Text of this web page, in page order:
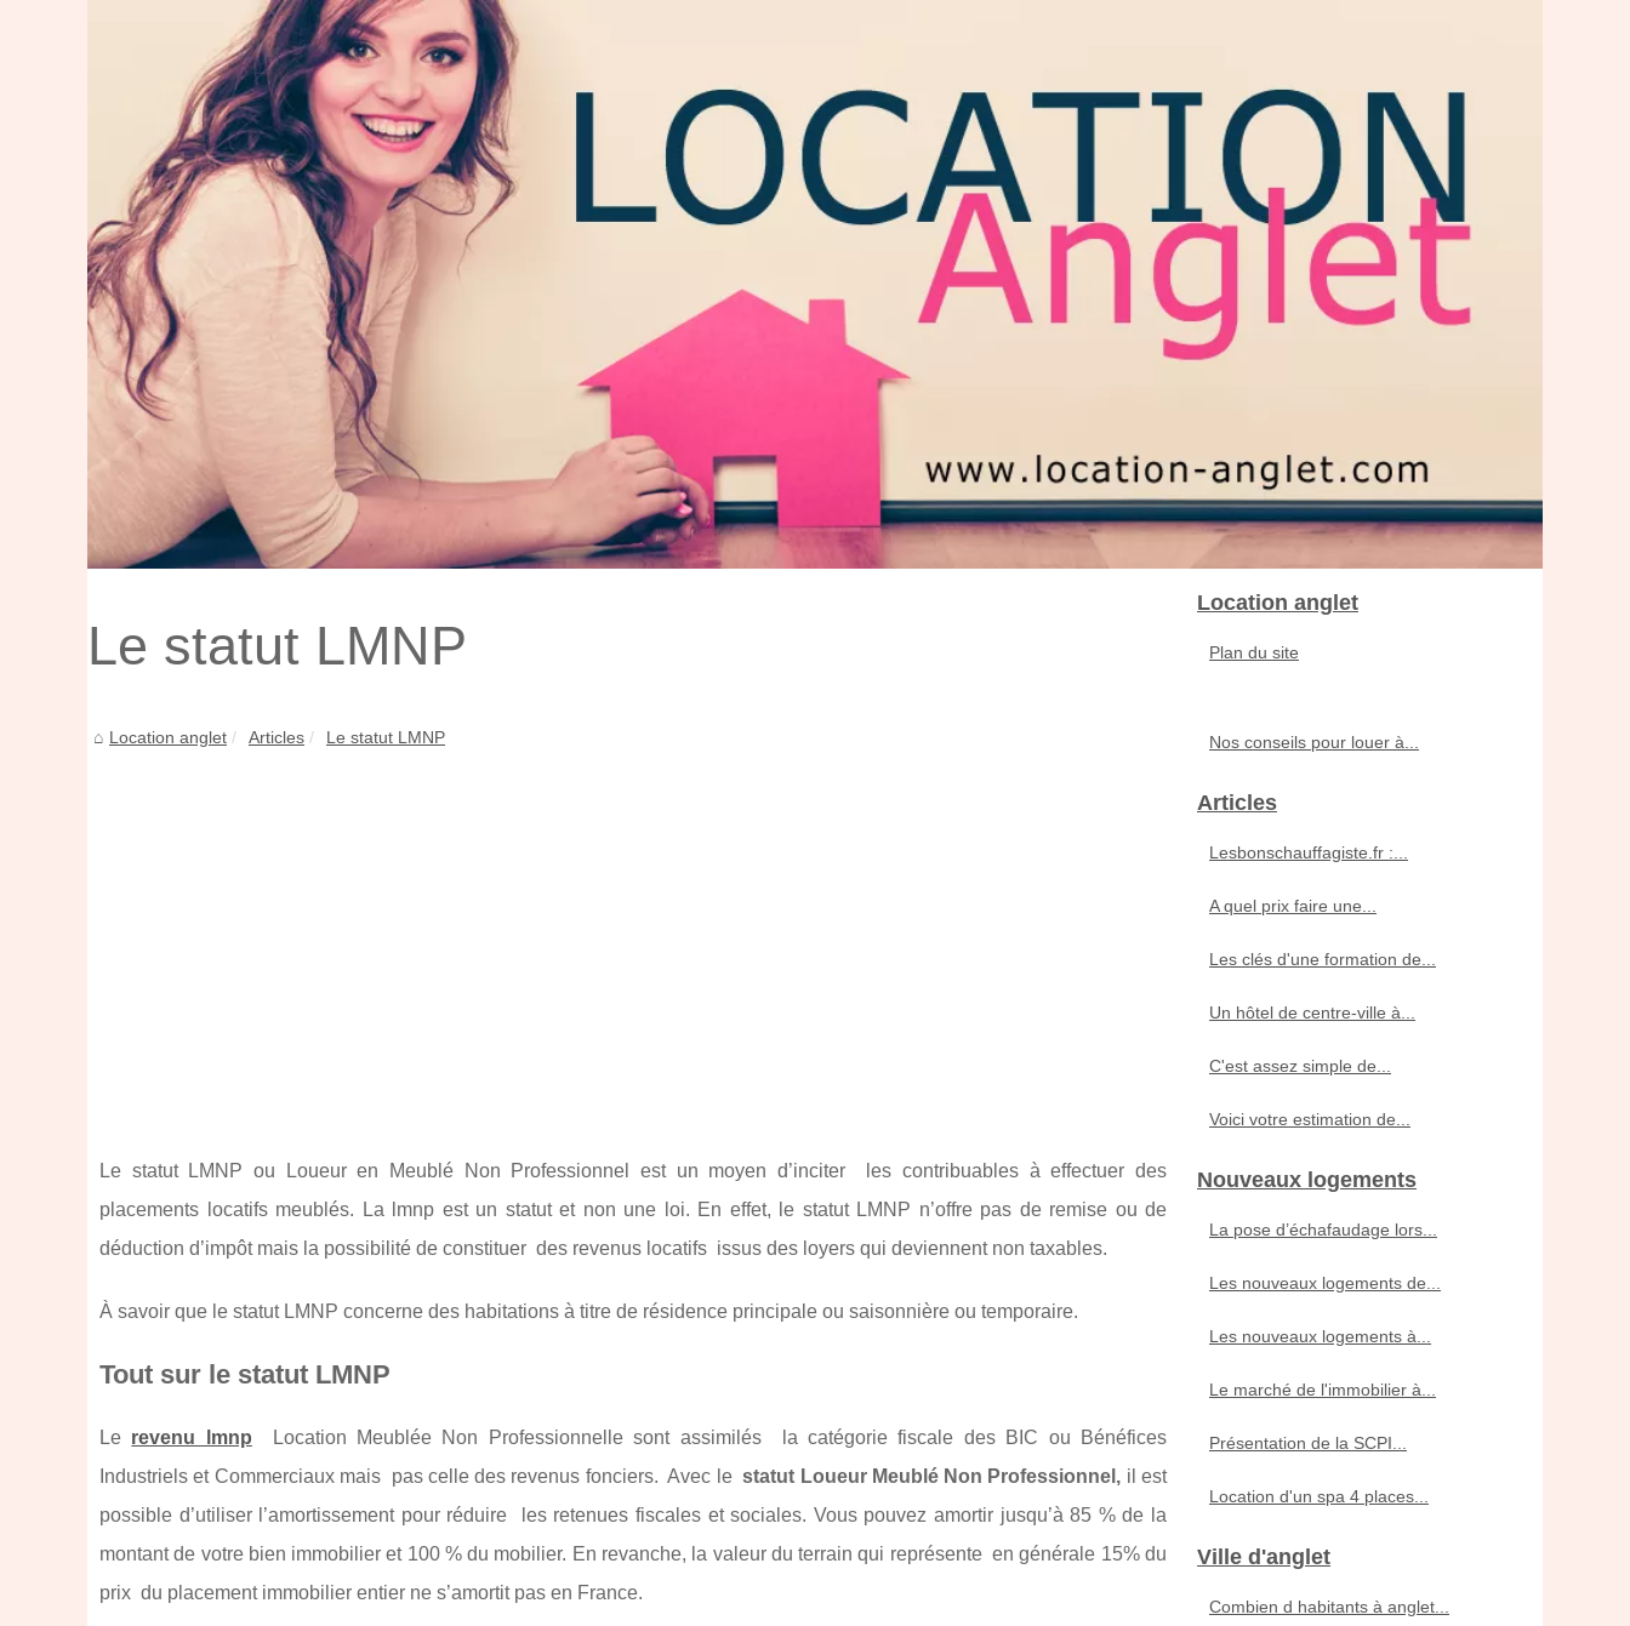
Le statut LMNP
Location anglet Articles Le statut LMNP
Le statut LMNP ou Loueur en Meublé Non Professionnel est un moyen d’inciter les contribuables à effectuer des
placements locatifs meublés. La lmnp est un statut et non une loi. En effet, le statut LMNP n’offre pas de remise ou de
déduction d’impôt mais la possibilité de constituer des revenus locatifs issus des loyers qui deviennent non taxables.
À savoir que le statut LMNP concerne des habitations à titre de résidence principale ou saisonnière ou temporaire.
Tout sur le statut LMNP
Le revenu lmnp Location Meublée Non Professionnelle sont assimilés la catégorie fiscale des BIC ou Bénéfices
Industriels et Commerciaux mais pas celle des revenus fonciers. Avec lestatut Loueur Meublé Non Professionnel , il est
possible d’utiliser l’amortissement pour réduire les retenues fiscales et sociales. Vous pouvez amortir jusqu’à 85 % de la
montant de votre bien immobilier et 100 % du mobilier. En revanche, la valeur du terrain qui représente en générale 15% du
prix du placement immobilier entier ne s’amortit pas en France.
Location anglet
Plan du site
Nos conseils pour louer à...
Articles
Lesbonschauffagiste.fr :...
A quel prix faire une...
Les clés d'une formation de...
Un hôtel de centre-ville à...
C'est assez simple de...
Voici votre estimation de...
Nouveaux logements
La pose d’échafaudage lors...
Les nouveaux logements de...
Les nouveaux logements à...
Le marché de l'immobilier à...
Présentation de la SCPI...
Location d'un spa 4 places...
Ville d'anglet
Combien d habitants à anglet...